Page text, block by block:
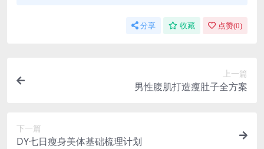
分享 收藏 点赞(0)
上一篇
男性腹肌打造瘦肚子全方案
下一篇
DY七日瘦身美体基础梳理计划